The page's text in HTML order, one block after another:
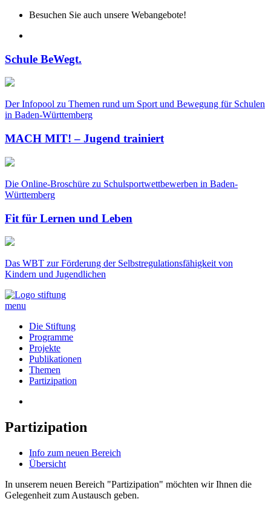
Besuchen Sie auch unsere Webangebote!
Schule BeWegt.
Der Infopool zu Themen rund um Sport und Bewegung für Schulen
in Baden-Württemberg
MACH MIT! – Jugend trainiert
Die Online-Broschüre zu Schulsportwettbewerben in Baden-
Württemberg
Fit für Lernen und Leben
Das WBT zur Förderung der Selbstregulationsfähigkeit von
Kindern und Jugendlichen
menu
Die Stiftung
Programme
Projekte
Publikationen
Themen
Partizipation
Partizipation
Info zum neuen Bereich
Übersicht
In unserem neuen Bereich "Partizipation" möchten wir Ihnen die
Gelegenheit zum Austausch geben.